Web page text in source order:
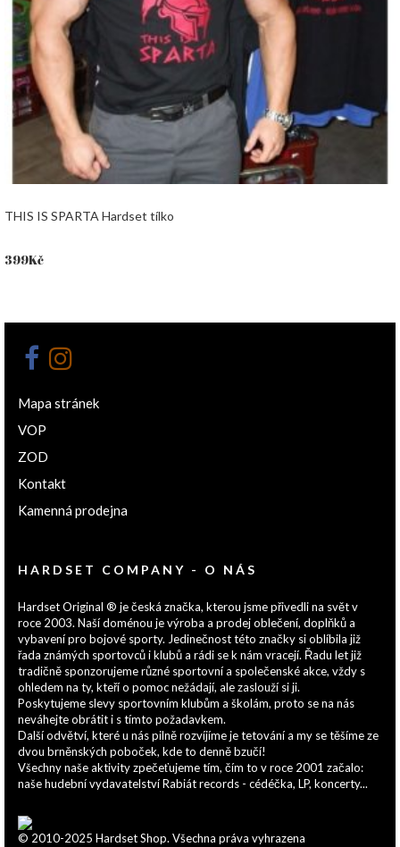
THIS IS SPARTA Hardset tílko
399Kč
Mapa stránek
VOP
ZOD
Kontakt
Kamenná prodejna
HARDSET COMPANY - O NÁS
Hardset Original ® je česká značka, kterou jsme přivedli na svět v
roce 2003. Naší doménou je výroba a prodej oblečení, doplňků a
vybavení pro bojové sporty. Jedinečnost této značky si oblíbila již
řada známých sportovců i klubů a rádi se k nám vracejí. Řadu let již
tradičně sponzorujeme různé sportovní a společenské akce, vždy s
ohledem na ty, kteří o pomoc nežádají, ale zaslouží si ji.
Poskytujeme slevy sportovním klubům a školám, proto se na nás
neváhejte obrátit i s tímto požadavkem.
Další odvětví, které u nás pilně rozvíjíme je tetování a my se těšíme ze
dvou brněnských poboček, kde to denně bzučí!
Všechny naše aktivity zpečeťujeme tím, čím to v roce 2001 začalo:
naše hudební vydavatelství Rabiát records - cédéčka, LP, koncerty...
© 2010-2025 Hardset Shop. Všechna práva vyhrazena